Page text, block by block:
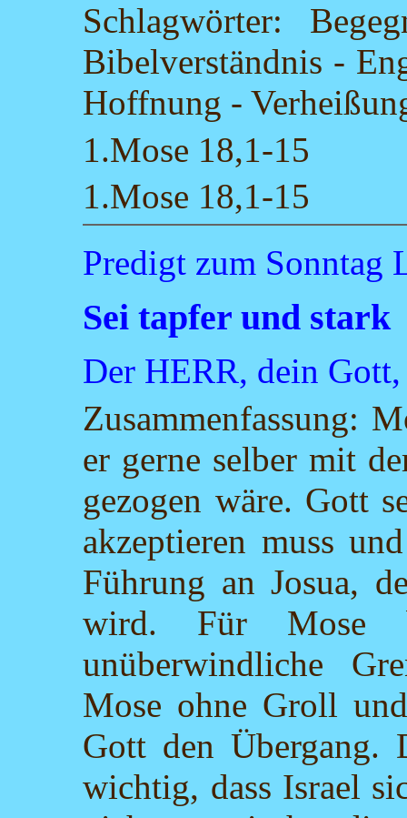
Schlagwörter:
Bibelverständnis -
Hoffnung -
1.Mose 18,1-15
1.Mose 18,1-15
Predigt zum Sonntag
Sei tapfer und stark
Der HERR, dein
Zusammenfassung:
er gerne selber mit
gezogen wäre. Gott
akzeptieren muss
Führung an Josua,
wird. Für Mose
unüberwindliche
Mose ohne Groll
Gott den Übergang.
wichtig, dass Israel